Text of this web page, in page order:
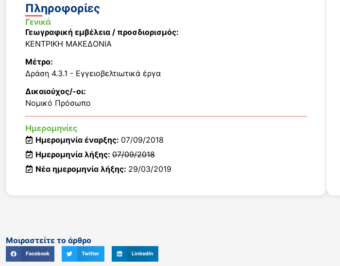
Πληροφορίες
Γενικά
Γεωγραφική εμβέλεια / προσδιορισμός:
ΚΕΝΤΡΙΚΗ ΜΑΚΕΔΟΝΙΑ
Μέτρο:
Δράση 4.3.1 - Εγγειοβελτιωτικά έργα
Δικαιούχος/-οι:
Νομικό Πρόσωπο
Ημερομηνίες
Ημερομηνία έναρξης: 07/09/2018
Ημερομηνία λήξης: 07/09/2018
Νέα ημερομηνία λήξης: 29/03/2019
Μοιραστείτε το άρθρο
Facebook Twitter LinkedIn